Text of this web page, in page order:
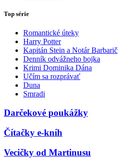
Top série
Romantické úteky
Harry Potter
Kapitán Stein a Notár Barbarič
Denník odvážneho bojka
Krimi Dominika Dána
Učím sa rozprávať
Duna
Smradi
Darčekové poukážky
Čítačky e-kníh
Vecičky od Martinusu